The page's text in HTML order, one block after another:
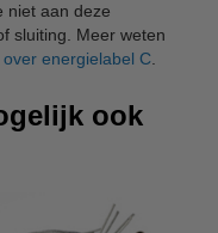
niet aan deze
sluiting. Meer weten
over energielabel C
ook